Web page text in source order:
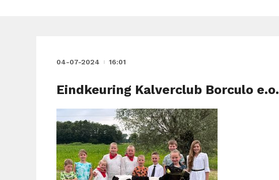
04-07-2024 16:01
Eindkeuring Kalverclub Borculo e.o.